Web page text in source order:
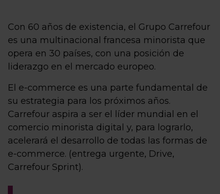
Con 60 años de existencia, el Grupo Carrefour
es una multinacional francesa minorista que
opera en 30 países, con una posición de
liderazgo en el mercado europeo.
El e-commerce es una parte fundamental de
su estrategia para los próximos años.
Carrefour aspira a ser el líder mundial en el
comercio minorista digital y, para lograrlo,
acelerará el desarrollo de todas las formas de
e-commerce. (entrega urgente, Drive,
Carrefour Sprint).